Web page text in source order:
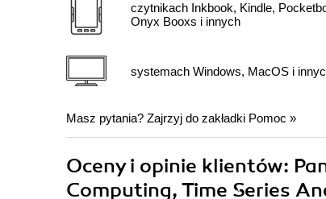
czytnikach Inkbook, Kindle,
Onyx Booxs i innych
systemach Windows, MacOS i
Masz pytania? Zajrzyj do zakładki Pomoc »
Oceny i opinie klientów:
Computing, Time Series